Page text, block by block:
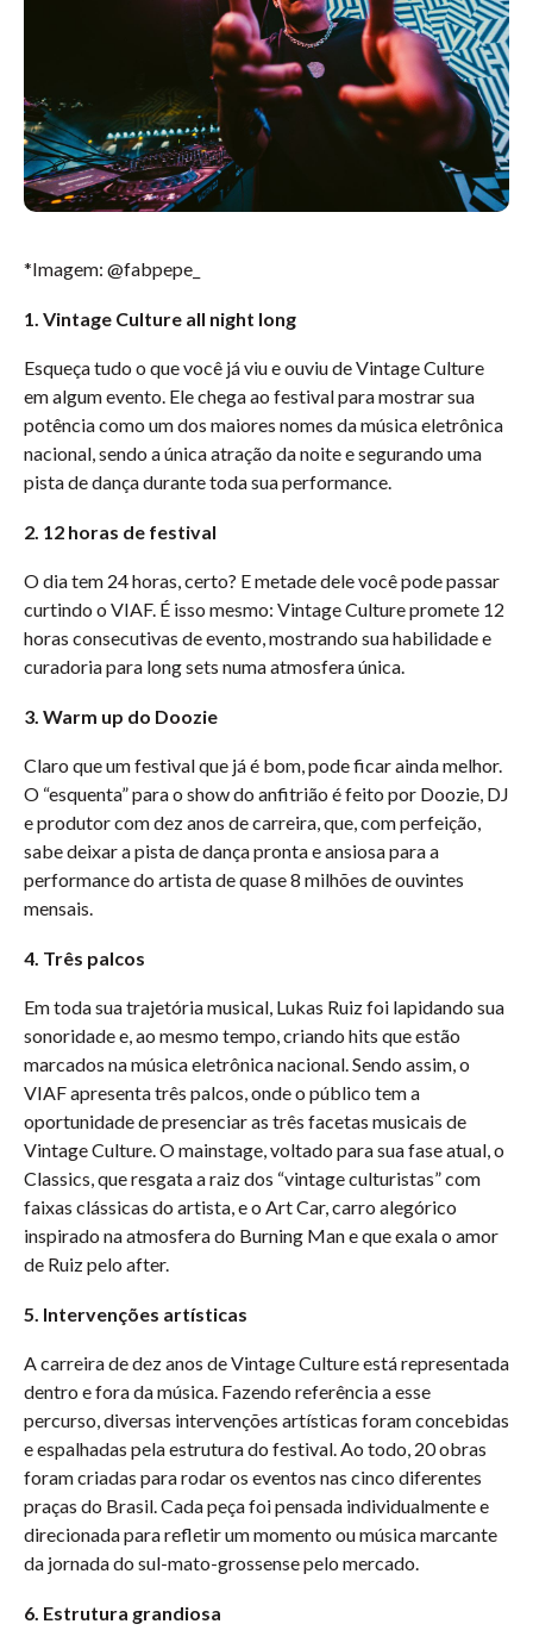
*Imagem: @fabpepe_
1. Vintage Culture all night long
Esqueça tudo o que você já viu e ouviu de Vintage Culture
em algum evento. Ele chega ao festival para mostrar sua
potência como um dos maiores nomes da música eletrônica
nacional, sendo a única atração da noite e segurando uma
pista de dança durante toda sua performance.
2. 12 horas de festival
O dia tem 24 horas, certo? E metade dele você pode passar
curtindo o VIAF. É isso mesmo: Vintage Culture promete 12
horas consecutivas de evento, mostrando sua habilidade e
curadoria para long sets numa atmosfera única.
3. Warm up do Doozie
Claro que um festival que já é bom, pode ficar ainda melhor.
O “esquenta” para o show do anfitrião é feito por Doozie, DJ
e produtor com dez anos de carreira, que, com perfeição,
sabe deixar a pista de dança pronta e ansiosa para a
performance do artista de quase 8 milhões de ouvintes
mensais.
4. Três palcos
Em toda sua trajetória musical, Lukas Ruiz foi lapidando sua
sonoridade e, ao mesmo tempo, criando hits que estão
marcados na música eletrônica nacional. Sendo assim, o
VIAF apresenta três palcos, onde o público tem a
oportunidade de presenciar as três facetas musicais de
Vintage Culture. O mainstage, voltado para sua fase atual, o
Classics, que resgata a raiz dos “vintage culturistas” com
faixas clássicas do artista, e o Art Car, carro alegórico
inspirado na atmosfera do Burning Man e que exala o amor
de Ruiz pelo after.
5. Intervenções artísticas
A carreira de dez anos de Vintage Culture está representada
dentro e fora da música. Fazendo referência a esse
percurso, diversas intervenções artísticas foram concebidas
e espalhadas pela estrutura do festival. Ao todo, 20 obras
foram criadas para rodar os eventos nas cinco diferentes
praças do Brasil. Cada peça foi pensada individualmente e
direcionada para refletir um momento ou música marcante
da jornada do sul-mato-grossense pelo mercado.
6. Estrutura grandiosa